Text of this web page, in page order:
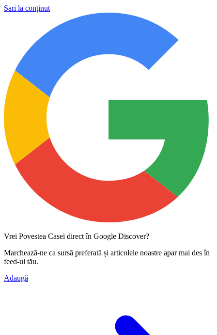
Sari la conținut
Vrei Povestea Casei direct în Google Discover?
Marchează-ne ca sursă preferată și articolele noastre apar mai des în
feed-ul tău.
Adaugă